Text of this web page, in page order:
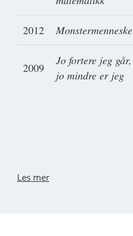
2012 Monstermenneske
2009
Jo fortere jeg går,
jo mindre er jeg
Les mer